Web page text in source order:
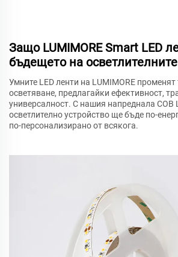
Защо LUMIMORE Smart LED
бъдещето на
Умните LED ленти на LUMIMORE променят
осветяване, предлагайки ефективност,
универсалност. С нашия напреднала COB
осветлително устройство ще бъде по-
по-персонализирано от всякога.